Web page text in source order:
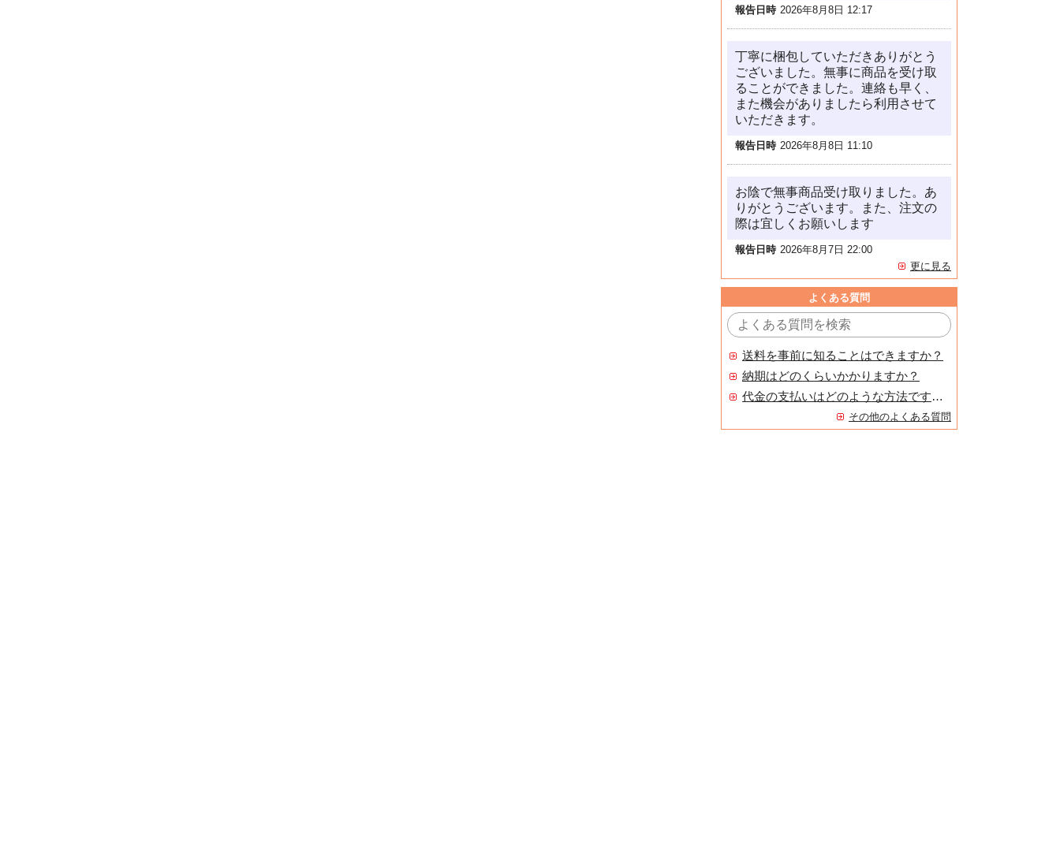
報告日時 2026年8月8日 12:17
丁寧に梱包していただきありがとう
ございました。無事に商品を受け取
ることができました。連絡も早く、
また機会がありましたら利用させて
いただきます。
報告日時 2026年8月8日 11:10
お陰で無事商品受け取りました。あ
りがとうございます。また、注文の
際は宜しくお願いします
報告日時 2026年8月7日 22:00
更に見る
よくある質問
送料を事前に知ることはできますか？
納期はどのくらいかかりますか？
代金の支払いはどのような方法ですか？
その他のよくある質問